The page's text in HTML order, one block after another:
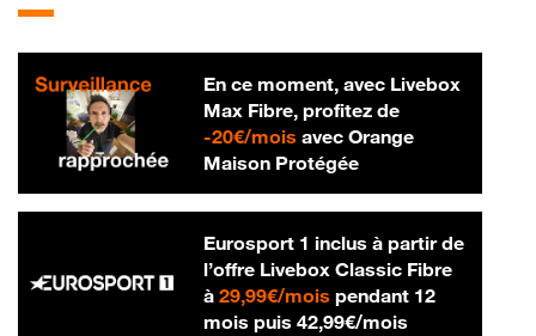
En ce moment, avec Livebox
Max Fibre, profitez de
-20€/mois20 € par mois
avec Orange
Maison Protégée
Eurosport 1 inclus à partir de
l’offre Livebox Classic Fibre
à 29,99€/mois29,99 € par mois
pendant 12
mois puis 42,99€/mois42,99 € par